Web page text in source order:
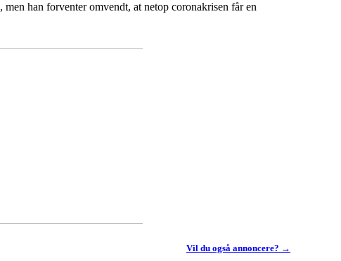
han forventer omvendt, at netop coronakrisen får en
Vil du også annoncere? →